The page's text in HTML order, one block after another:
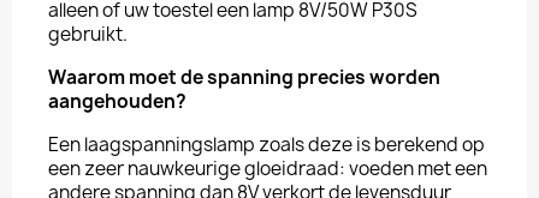
alleen of uw toestel een lamp 8V/50W P30S
gebruikt.
Waarom moet de spanning precies worden
aangehouden?
Een laagspanningslamp zoals deze is berekend op
een zeer nauwkeurige gloeidraad: voeden met een
andere spanning dan 8V verkort de levensduur